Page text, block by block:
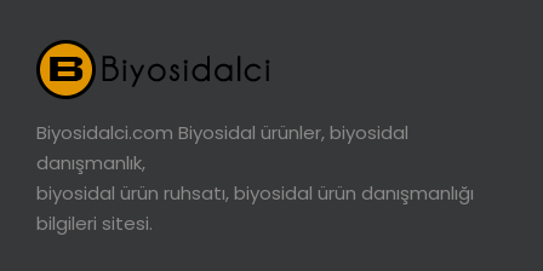
Biyosidalci.com Biyosidal ürünler, biyosidal
danışmanlık,
biyosidal ürün ruhsatı, biyosidal ürün danışmanlığı
bilgileri sitesi.